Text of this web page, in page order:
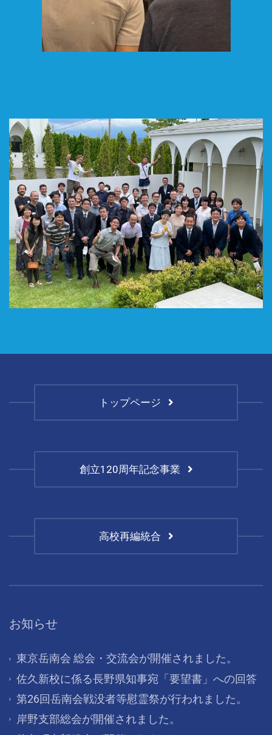
トップページ
創立120周年記念事業
高校再編統合
お知らせ
東京岳南会 総会・交流会が開催されました。
佐久新校に係る長野県知事宛「要望書」への回答
第26回岳南会戦没者等慰霊祭が行われました。
岸野支部総会が開催されました。